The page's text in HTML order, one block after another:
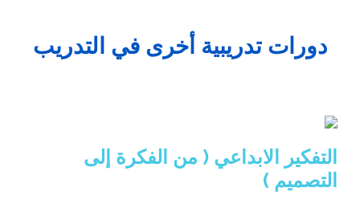
دورات تدريبية أخرى في التدريب
التفكير الابداعي ( من الفكرة إلى
التصميم )